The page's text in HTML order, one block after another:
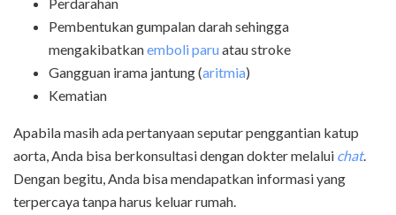
Pembentukan gumpalan darah sehingga
mengakibatkanemboli paruatau stroke
Gangguan irama jantung (aritmia)
Kematian
Apabila masih ada pertanyaan seputar penggantian katup
aorta, Anda bisa berkonsultasi dengan dokter melalui chat.
Dengan begitu, Anda bisa mendapatkan informasi yang
terpercaya tanpa harus keluar rumah.